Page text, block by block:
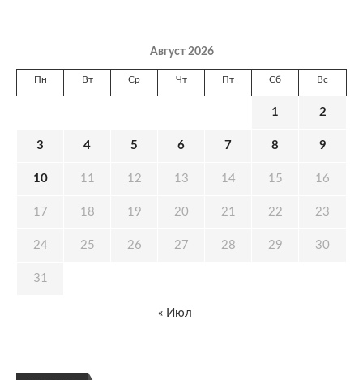
Август 2026
Пн Вт Ср Чт Пт Сб Вс
1 2
3 4 5 6 7 8 9
10 11 12 13 14 15 16
17 18 19 20 21 22 23
24 25 26 27 28 29 30
31
« Июл